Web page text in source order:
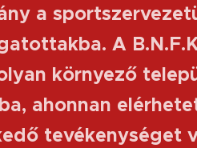
a
A
környező
ahonnan
tevékenységet